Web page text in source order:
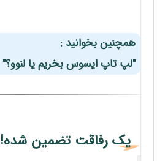
همچنین بخوانید :
"لپ تاپ ایسوس بخریم یا لنوو؟"
یک رفاقت تضمین شده!